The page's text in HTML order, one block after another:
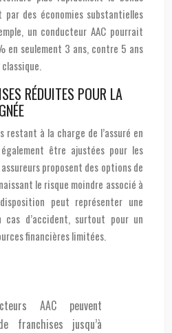
des économies substantielles
un conducteur AAC pourrait
en seulement 3 ans, contre 5 ans
RÉDUITES POUR LA
restant à la charge de l’assuré en
être ajustées pour les
proposent des options de
le risque moindre associé à
peut représenter une
cas d’accident, surtout pour un
financières limitées.
AAC peuvent
franchises jusqu’à